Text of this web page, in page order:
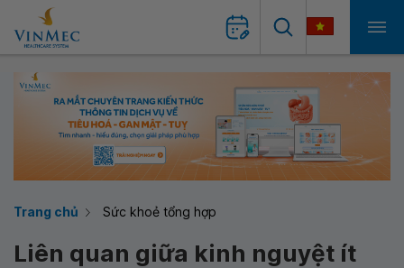
Trang chủ Sức khoẻ tổng hợp
Liên quan giữa kinh nguyệt ít